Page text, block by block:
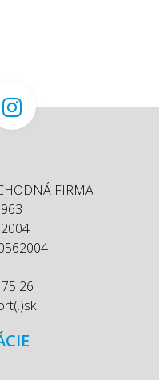
FIRMA
26